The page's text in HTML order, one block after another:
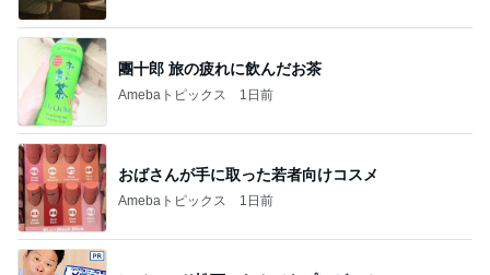
團十郎 旅の疲れに飲んだお茶
Amebaトピックス 1日前
おばさんが手に取った若者向けコスメ
Amebaトピックス 1日前